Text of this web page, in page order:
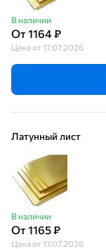
В наличии
От 1164 ₽
Цена от 17.07.2026
Латунный лист
В наличии
От 1165 ₽
Цена от 17.07.2026